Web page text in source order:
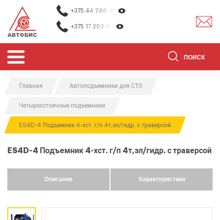
ОБОРУДОВАНИЕ ДЛЯ СТО
ОБОРУДОВАНИЕ ДЛЯ ОЧИСТКИ
АКЦИИ
0
+375 44 788-40-13
+375 17 253-03-26
Главная Автоподъемники для СТО
Четырехстоечные подъемники
ES4D-4 Подъемник 4-хст. г/п 4т,эл/гидр. с траверсой
ES4D-4 Подъемник 4-хст. г/п 4т,эл/гидр. с траверсой
Описание Характеристики